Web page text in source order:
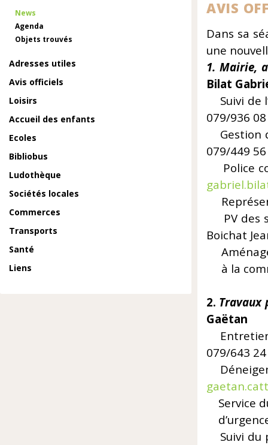
News
Agenda
Objets trouvés
Adresses utiles
Avis officiels
Loisirs
Accueil des enfants
Ecoles
Bibliobus
Ludothèque
Sociétés locales
Commerces
Transports
Santé
Liens
AVIS
Dans sa
une
1. Mairie,
Bilat
Suivi
079/936
079/449
Police
PV
Boichat
à la
2. Travaux
Gaëtan
079/643